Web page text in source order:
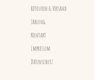
Retouren & Versand
Zahlung
Kontakt
Impressum
Datenschutz